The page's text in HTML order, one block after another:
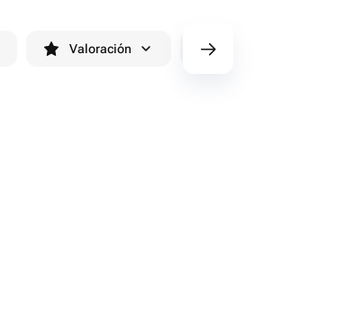
Valoración cv/filters/name_fast_delivery